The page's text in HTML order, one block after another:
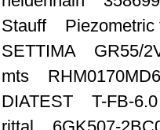
Stauff Piezometric
SETTIMA GR55/
mts
DIATEST T-FB-6.0